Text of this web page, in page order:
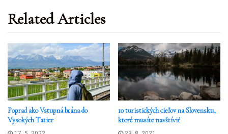
Related Articles
Poprad ako Vstupná brána do
Vysokých Tatier
10 turistických cieľov na Slovensku,
ktoré musíte navštíviť